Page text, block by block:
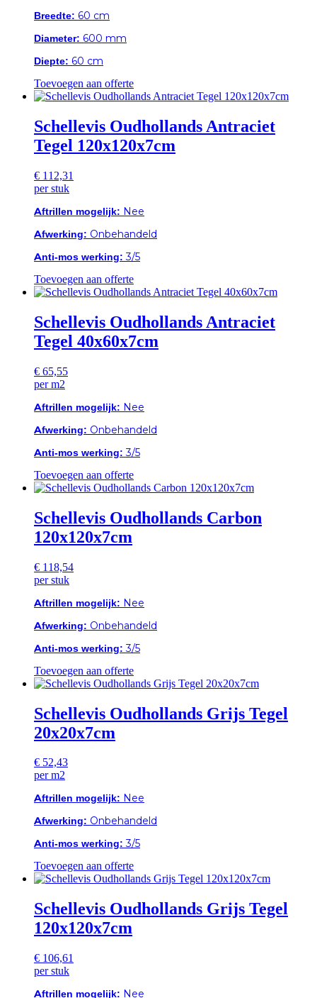
Breedte: 60 cm
Diameter: 600 mm
Diepte: 60 cm
Toevoegen aan offerte
Schellevis Oudhollands Antraciet
Tegel 120x120x7cm
€ 112,31
per stuk
Aftrillen mogelijk: Nee
Afwerking: Onbehandeld
Anti-mos werking: 3/5
Toevoegen aan offerte
Schellevis Oudhollands Antraciet
Tegel 40x60x7cm
€ 65,55
per m2
Aftrillen mogelijk: Nee
Afwerking: Onbehandeld
Anti-mos werking: 3/5
Toevoegen aan offerte
Schellevis Oudhollands Carbon
120x120x7cm
€ 118,54
per stuk
Aftrillen mogelijk: Nee
Afwerking: Onbehandeld
Anti-mos werking: 3/5
Toevoegen aan offerte
Schellevis Oudhollands Grijs Tegel
20x20x7cm
€ 52,43
per m2
Aftrillen mogelijk: Nee
Afwerking: Onbehandeld
Anti-mos werking: 3/5
Toevoegen aan offerte
Schellevis Oudhollands Grijs Tegel
120x120x7cm
€ 106,61
per stuk
Aftrillen mogelijk: Nee